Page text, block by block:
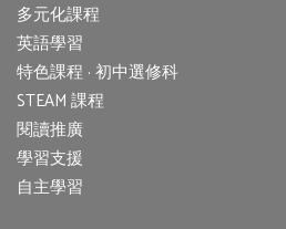
多元化課程
英語學習
特色課程 · 初中選修科
STEAM 課程
閱讀推廣
學習支援
自主學習